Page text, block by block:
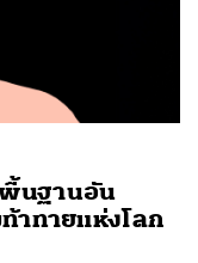
นฐานอัน
าทายแห่งโลก